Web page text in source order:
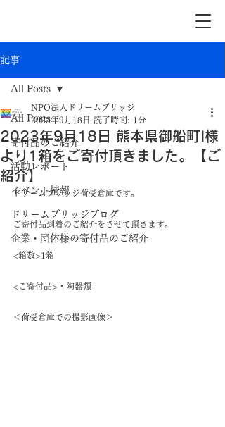
記事
All Posts
寄付品のご紹介
活動レポート
イベント情報
ドリームブリッジブログ
企業・団体様の寄付品のご紹介
All Posts
2023年9月18日 熊本県御船町I様
より1箱をご寄付頂きました。【ご
紹介】
NPO法人ドリームブリッジ
2023年9月18日 読了時間: 1分
ドリームブリッジ荷受倉庫です。
ご寄付品到着のご紹介をさせて頂きます。
<箱数>1箱
<ご寄付品>・陶器類
＜荷受倉庫での撮影画像＞